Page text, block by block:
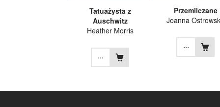
Tatuażysta z
Auschwitz
Heather Morris
...
Przemilczane
Joanna
...